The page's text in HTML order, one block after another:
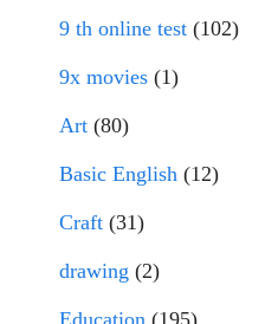
9 th online test (102)
9x movies (1)
Art (80)
Basic English (12)
Craft (31)
drawing (2)
Education (195)